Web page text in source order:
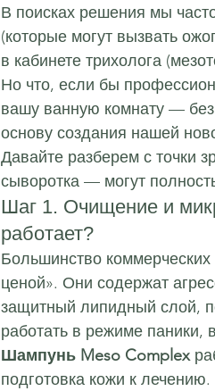
В поисках решения мы
(которые могут вызвать
в кабинете трихолога
Но что, если бы
вашу ванную комнату —
основу создания нашей
Давайте разберем с точки
сыворотка — могут
Шаг 1. Очищение и
работает?
Большинство
ценой». Они содержат
защитный липидный слой,
работать в режиме
Шампунь Meso Complex
подготовка кожи к